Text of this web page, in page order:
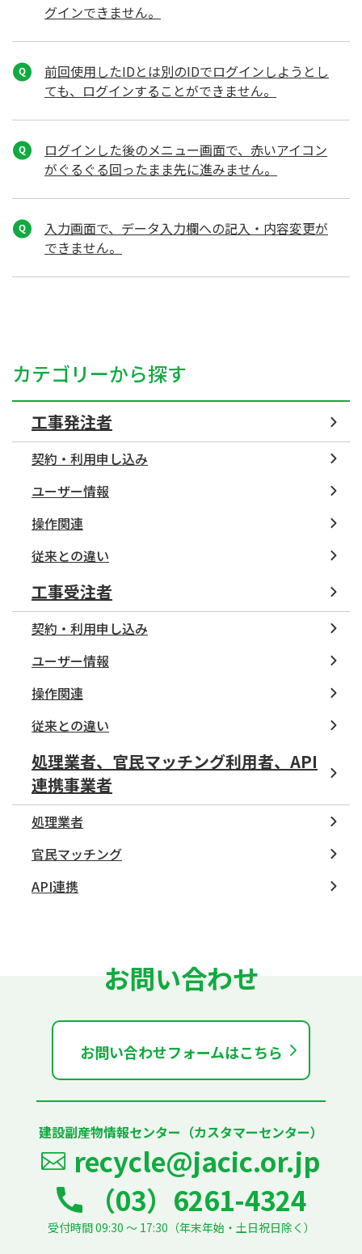
グインできません。
前回使用したIDとは別のIDでログインしようとし
ても、ログインすることができません。
ログインした後のメニュー画面で、赤いアイコン
がぐるぐる回ったまま先に進みません。
入力画面で、データ入力欄への記入・内容変更が
できません。
カテゴリーから探す
工事発注者
契約・利用申し込み
ユーザー情報
操作関連
従来との違い
工事受注者
契約・利用申し込み
ユーザー情報
操作関連
従来との違い
処理業者、官民マッチング利用者、API
連携事業者
処理業者
官民マッチング
API連携
お問い合わせ
お問い合わせフォームはこちら
建設副産物情報センター（カスタマーセンター）
recycle@jacic.or.jp
（03）6261-4324
受付時間 09:30 ～ 17:30（年末年始・土日祝日除く）